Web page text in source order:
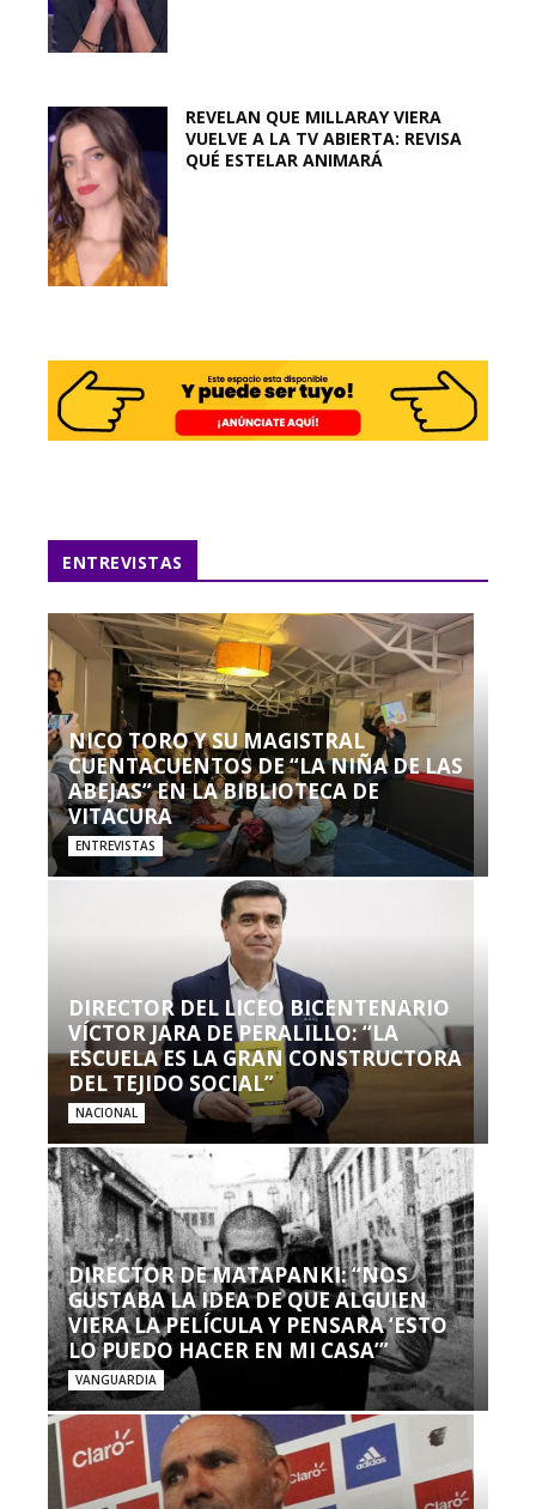
REVELAN QUE MILLARAY VIERA
VUELVE A LA TV ABIERTA: REVISA
QUÉ ESTELAR ANIMARÁ
ENTREVISTAS
NICO TORO Y SU MAGISTRAL
CUENTACUENTOS DE “LA NIÑA DE LAS
ABEJAS” EN LA BIBLIOTECA DE
VITACURA
ENTREVISTAS
DIRECTOR DEL LICEO BICENTENARIO
VÍCTOR JARA DE PERALILLO: “LA
ESCUELA ES LA GRAN CONSTRUCTORA
DEL TEJIDO SOCIAL”
NACIONAL
DIRECTOR DE MATAPANKI: “NOS
GUSTABA LA IDEA DE QUE ALGUIEN
VIERA LA PELÍCULA Y PENSARA ‘ESTO
LO PUEDO HACER EN MI CASA’”
VANGUARDIA